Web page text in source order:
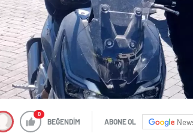
0
BEĞENDİM ABONE OL